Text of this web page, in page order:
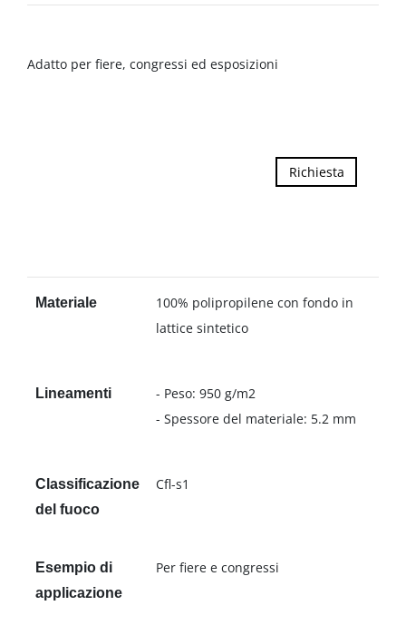
Adatto per fiere, congressi ed esposizioni
Richiesta
Materiale
100% polipropilene con fondo in
lattice sintetico
Lineamenti
- Peso: 950 g/m2
- Spessore del materiale: 5.2 mm
Classificazione
del fuoco
Cfl-s1
Esempio di
applicazione
Per fiere e congressi